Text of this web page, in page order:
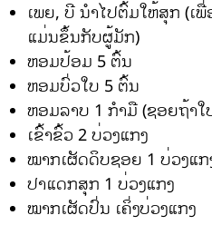
ເພຍ, ບີ ນໍາໄປຕົ້ມໃຫ້ສຸກ (ເ
ແມ່ນຂຶ້ນກັບຜູ້ມັກ)
ຫອມປ້ອມ 5 ຕົ້ນ
ຫອມບົ່ວໃບ 5 ຕົ້ນ
ຫອມລາບ 1 ກຳມື (ຊອຍຖ້າໃ
ເຂົ້າຂົ້ວ 2 ບ່ວງແກງ
ໝາກເຜັດດິບຊອຍ 1 ບ່ວງແກ
ປາແດກສຸກ 1 ບ່ວງແກງ
ໝາກເຜັດປົ່ນ ເຄິ່ງບ່ວງແກງ